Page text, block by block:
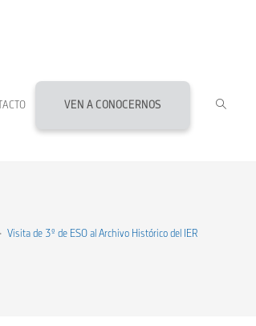
VEN A CONOCERNOS
Visita de 3º de ESO al Archivo Histórico del IER